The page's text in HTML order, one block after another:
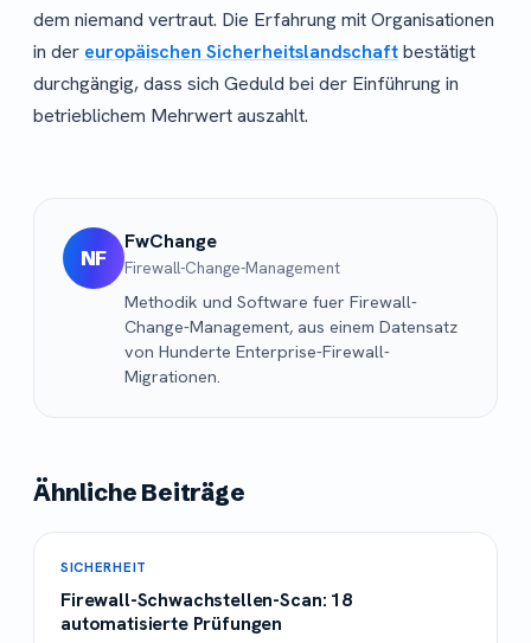
dem niemand vertraut. Die Erfahrung mit Organisationen
in der europäischen Sicherheitslandschaftbestätigt
durchgängig, dass sich Geduld bei der Einführung in
betrieblichem Mehrwert auszahlt.
NF
FwChange
Firewall-Change-Management
Methodik und Software fuer Firewall-
Change-Management, aus einem Datensatz
von Hunderte Enterprise-Firewall-
Migrationen.
Ähnliche Beiträge
SICHERHEIT
Firewall-Schwachstellen-Scan: 18
automatisierte Prüfungen